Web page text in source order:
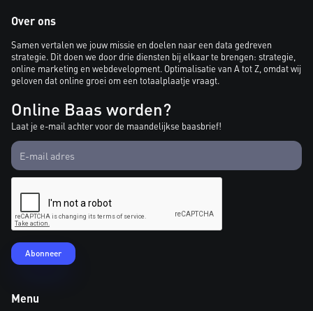
Over ons
Samen vertalen we jouw missie en doelen naar een data gedreven
strategie. Dit doen we door drie diensten bij elkaar te brengen: strategie,
online marketing en webdevelopment. Optimalisatie van A tot Z, omdat wij
geloven dat online groei om een totaalplaatje vraagt.
Online Baas worden?
Laat je e-mail achter voor de maandelijkse baasbrief!
Menu